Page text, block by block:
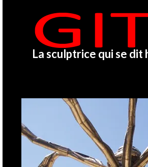
La sculptrice qui se dit